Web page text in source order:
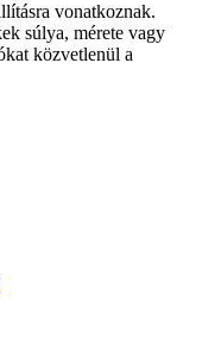
vonatkoznak.
súlya, mérete vagy
közvetlenül a